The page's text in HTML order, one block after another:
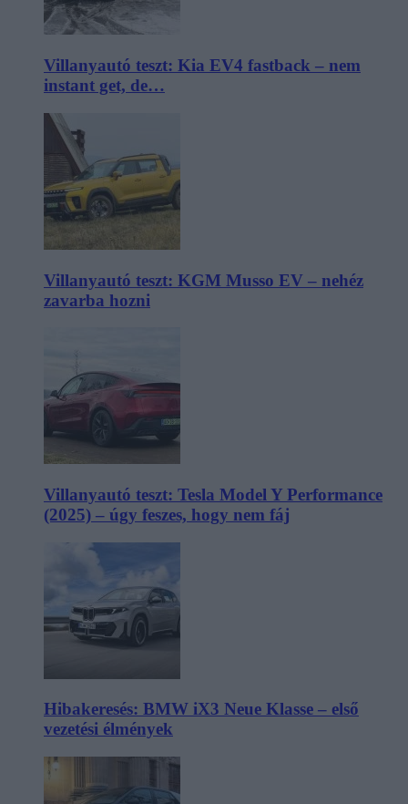
Villanyautó teszt: Kia EV4 fastback – nem
instant get, de…
Villanyautó teszt: KGM Musso EV – nehéz
zavarba hozni
Villanyautó teszt: Tesla Model Y Performance
(2025) – úgy feszes, hogy nem fáj
Hibakeresés: BMW iX3 Neue Klasse – első
vezetési élmények